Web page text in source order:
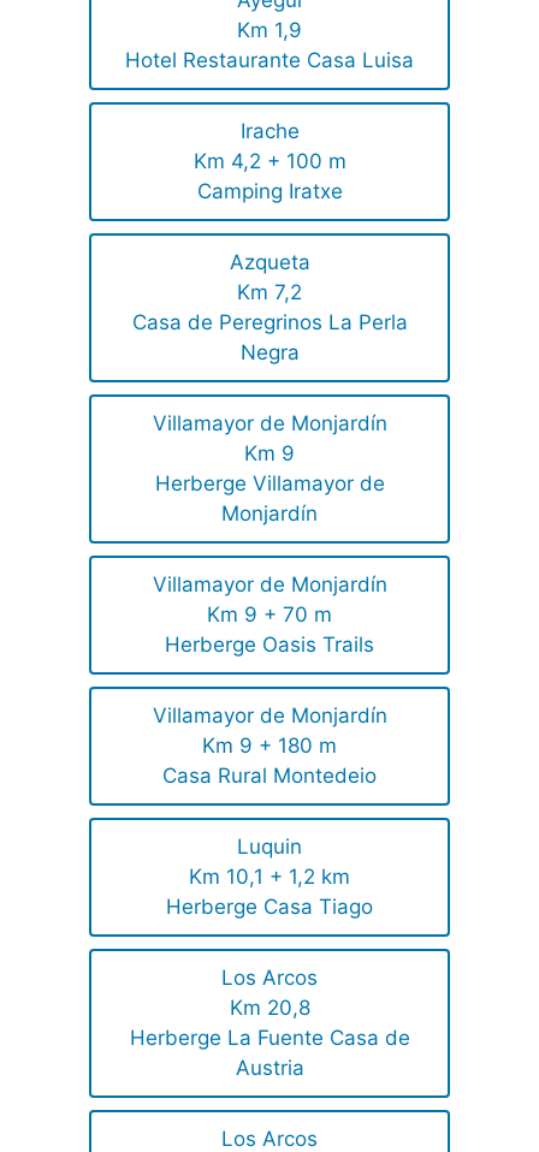
Km 1,9
Hotel Restaurante Casa Luisa
Irache
Km 4,2 + 100 m
Camping Iratxe
Azqueta
Km 7,2
Casa de Peregrinos La Perla
Negra
Villamayor de Monjardín
Km 9
Herberge Villamayor de
Monjardín
Villamayor de Monjardín
Km 9 + 70 m
Herberge Oasis Trails
Villamayor de Monjardín
Km 9 + 180 m
Casa Rural Montedeio
Luquin
Km 10,1 + 1,2 km
Herberge Casa Tiago
Los Arcos
Km 20,8
Herberge La Fuente Casa de
Austria
Los Arcos